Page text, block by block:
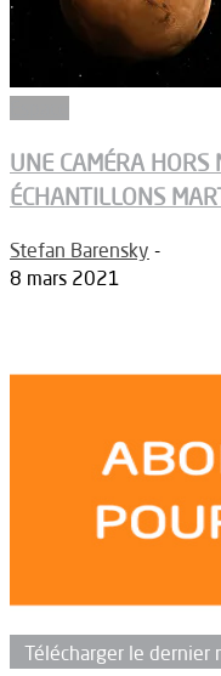
UNE CAMÉRA HORS
ÉCHANTILLONS
Stefan Barensky -
8 mars 2021
Télécharger le dernier